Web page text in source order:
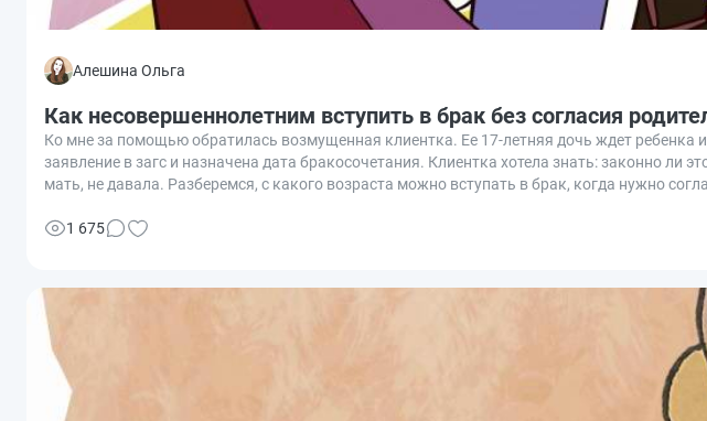
Алешина Ольга
Как несовершеннолетним вступить в брак без согласия
Ко мне за помощью обратилась возмущенная клиентка. Ее 17-летняя дочь ждет ребенка
заявление в загс и назначена дата бракосочетания. Клиентка хотела знать: законно ли
мать, не давала. Разберемся, с какого возраста можно вступать в брак, когда нужно
1 675